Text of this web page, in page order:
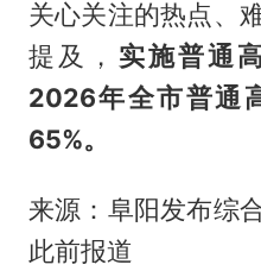
关心关注的热点、
提及， 实施普通
2026年全市普通
65%。
来源：阜阳发布综
此前报道